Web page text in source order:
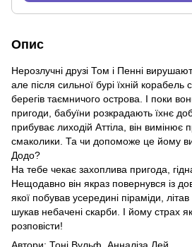
Опис
Нерозлучні друзі Том і Пенні
але після сильної бурі їхній корабель
берегів таємничого острова. І поки
пригоди, бабуїни розкрадають їхнє
прибуває лиходій Аттіла, він вимінює
смаколики. Та чи допоможе це йому
Додо?
На тебе чекає захоплива пригода,
Нещодавно він якраз повернувся із
якої побував усередині піраміди,
шукав небачені скарби. І йому страх
розповісти!
Автори: Тоні Вульф, Анналіза Лей